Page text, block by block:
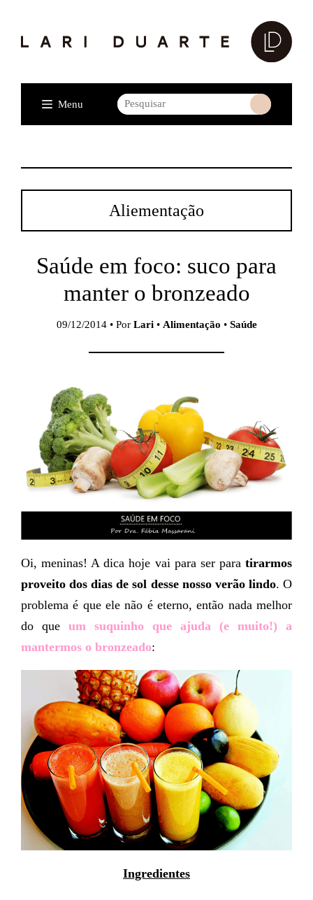
Menu
Aliementação
Saúde em foco: suco para
manter o bronzeado
09/12/2014 • Por Lari• Alimentação • Saúde
Oi, meninas! A dica hoje vai para ser para tirarmos
proveito dos dias de sol desse nosso verão lindo. O
problema é que ele não é eterno, então nada melhor
do que um suquinho que ajuda (e muito!) a
mantermos o bronzeado:
Ingredientes